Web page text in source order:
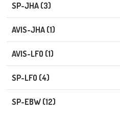
SP-JHA (3)
AVIS-JHA (1)
AVIS-LFO (1)
SP-LFO (4)
SP-EBW (12)